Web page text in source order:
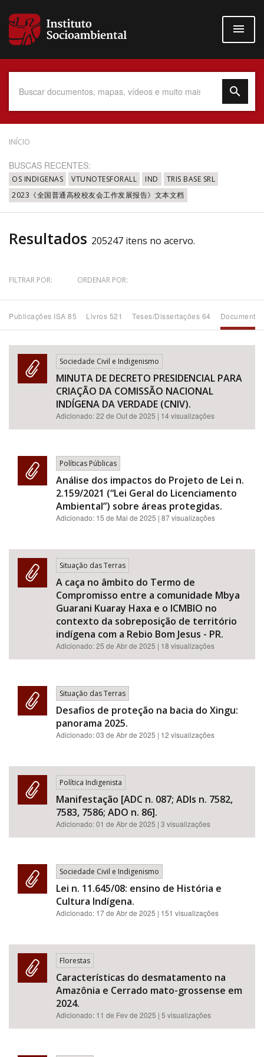
para
conteúdo
Data do Documento
Até
Tema
Subtema
Área de Levantamento
Área Protegida
INÍCIO
BUSCAS RECENTES:
OS INDIGENAS VTUNOTESFORALL IND
TRIS BASE SRL
2023《全国普通高校校友会工作发展报告》文本文档
Resultados 205247 itens no acervo.
FILTRAR POR: ORDENAR POR:
Publicações ISA 85 Livros 521 Teses/Dissertações 64
Sociedade Civil e Indigenismo
MINUTA DE DECRETO PRESIDENCIAL PARA
CRIAÇÃO DA COMISSÃO NACIONAL
INDÍGENA DA VERDADE (CNIV).
Adicionado:22 de Out de 2025 | 14 visualizações
Políticas Públicas
Análise dos impactos do Projeto de Lei n.
2.159/2021 (“Lei Geral do Licenciamento
Ambiental”) sobre áreas protegidas.
Adicionado: 15 de Mai de 2025 | 87 visualizações
Situação das Terras
A caça no âmbito do Termo de
Compromisso entre a comunidade Mbya
Guarani Kuaray Haxa e o ICMBIO no
contexto da sobreposição de território
indígena com a Rebio Bom Jesus - PR.
Adicionado:25 de Abr de 2025 | 18 visualizações
Situação das Terras
Desafios de proteção na bacia do Xingu:
panorama 2025.
Adicionado:03 de Abr de 2025 | 12 visualizações
Política Indigenista
Manifestação [ADC n. 087; ADIs n. 7582,
7583, 7586; ADO n. 86].
Adicionado:01 de Abr de 2025 | 3 visualizações
Sociedade Civil e Indigenismo
Lei n. 11.645/08: ensino de História e
Cultura Indígena.
Adicionado: 17 de Abr de 2025 | 151 visualizações
Florestas
Características do desmatamento na
Amazônia e Cerrado mato-grossense em
2024.
Adicionado: 11 de Fev de 2025 | 5 visualizações